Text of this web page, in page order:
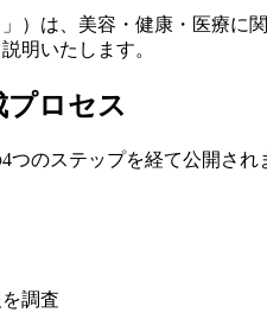
）は、美容・健康・医療に
明いたします。
プロセス
つのステップを経て公開され
調査